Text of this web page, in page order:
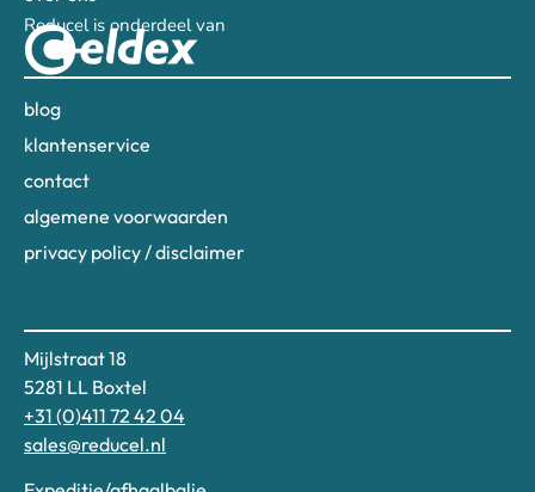
Reducel is onderdeel van
blog
klantenservice
contact
algemene voorwaarden
privacy policy / disclaimer
Mijlstraat 18
5281 LL Boxtel
+31 (0)411 72 42 04
sales@reducel.nl